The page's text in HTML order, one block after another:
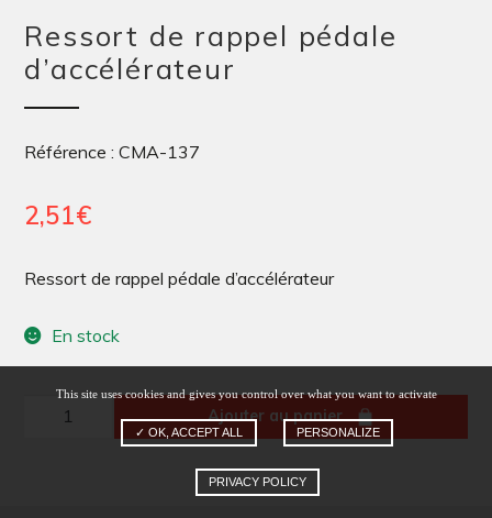
Ressort de rappel pédale
d’accélérateur
Référence : CMA-137
2,51€
Ressort de rappel pédale d’accélérateur
En stock
quantité
Ajouter au panier
This site uses cookies and gives you control over what you want to activate
✓ OK, ACCEPT ALL PERSONALIZE
PRIVACY POLICY